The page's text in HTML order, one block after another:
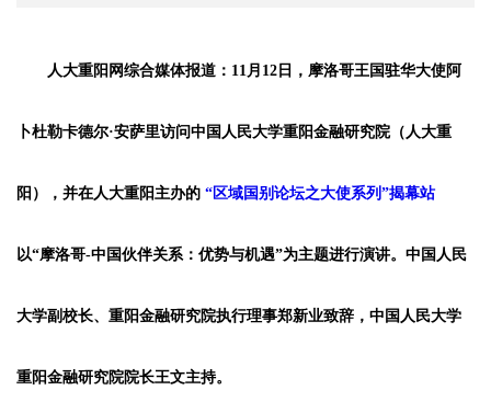
人大重阳网综合媒体报道：11月12日，摩洛哥王国驻华大使阿
卜杜勒卡德尔·安萨里访问中国人民大学重阳金融研究院（人大重
阳），并在人大重阳主办的 “区域国别论坛之大使系列”揭幕站
以“摩洛哥-中国伙伴关系：优势与机遇”为主题进行演讲。中国人民
大学副校长、重阳金融研究院执行理事郑新业致辞，中国人民大学
重阳金融研究院院长王文主持。